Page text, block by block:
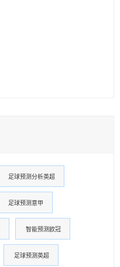
足球预测分析英超
足球预测意甲
智能预测欧冠
足球预测英超